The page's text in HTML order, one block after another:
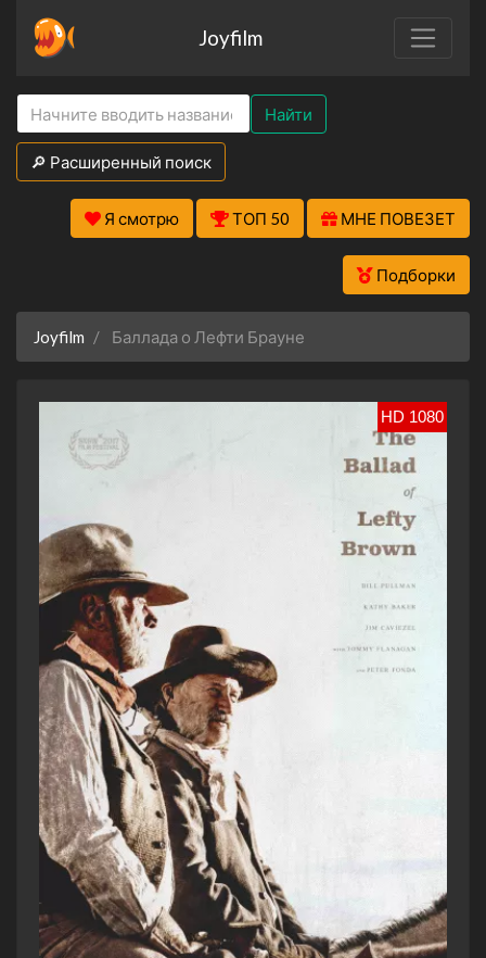
Joyfilm
Найти
🔎 Расширенный поиск
Я смотрю ТОП 50 МНЕ ПОВЕЗЕТ
Подборки
Joyfilm Баллада о Лефти Брауне
HD 1080